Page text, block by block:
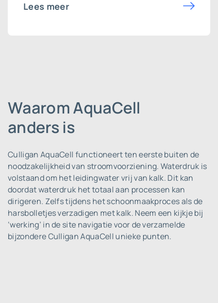
Lees meer
Waarom AquaCell
anders is
Culligan AquaCell functioneert ten eerste buiten de
noodzakelijkheid van stroomvoorziening. Waterdruk is
volstaand om het leidingwater vrij van kalk. Dit kan
doordat waterdruk het totaal aan processen kan
dirigeren. Zelfs tijdens het schoonmaakproces als de
harsbolletjes verzadigen met kalk. Neem een kijkje bij
‘werking’ in de site navigatie voor de verzamelde
bijzondere Culligan AquaCell unieke punten.